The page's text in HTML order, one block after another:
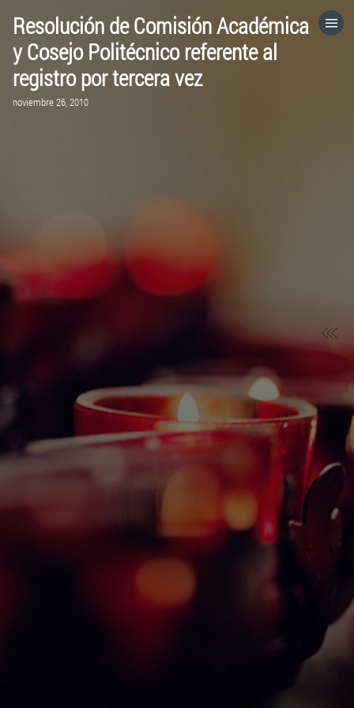
Resolución de Comisión Académica
y Cosejo Politécnico referente al
registro por tercera vez
noviembre 26, 2010
HOME
CATEGORÍAS